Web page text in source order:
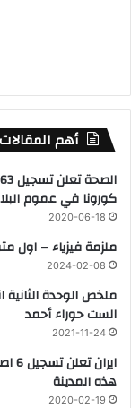
أهم المقالات
كورونا في عموم
2020-06-18
ملزمة فيزياء – اول
2024-02-08
ملخص الوحدة الثانية
الست حوراء أحمد
2021-11-24
هذه المدينة
2020-02-19